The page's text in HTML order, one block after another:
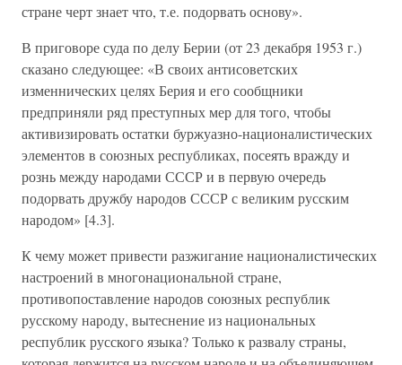
стране черт знает что, т.е. подорвать основу».
В приговоре суда по делу Берии (от 23 декабря 1953 г.)
сказано следующее: «В своих антисоветских
изменнических целях Берия и его сообщники
предприняли ряд преступных мер для того, чтобы
активизировать остатки буржуазно-националистических
элементов в союзных республиках, посеять вражду и
рознь между народами СССР и в первую очередь
подорвать дружбу народов СССР с великим русским
народом» [4.3].
К чему может привести разжигание националистических
настроений в многонациональной стране,
противопоставление народов союзных республик
русскому народу, вытеснение из национальных
республик русского языка? Только к развалу страны,